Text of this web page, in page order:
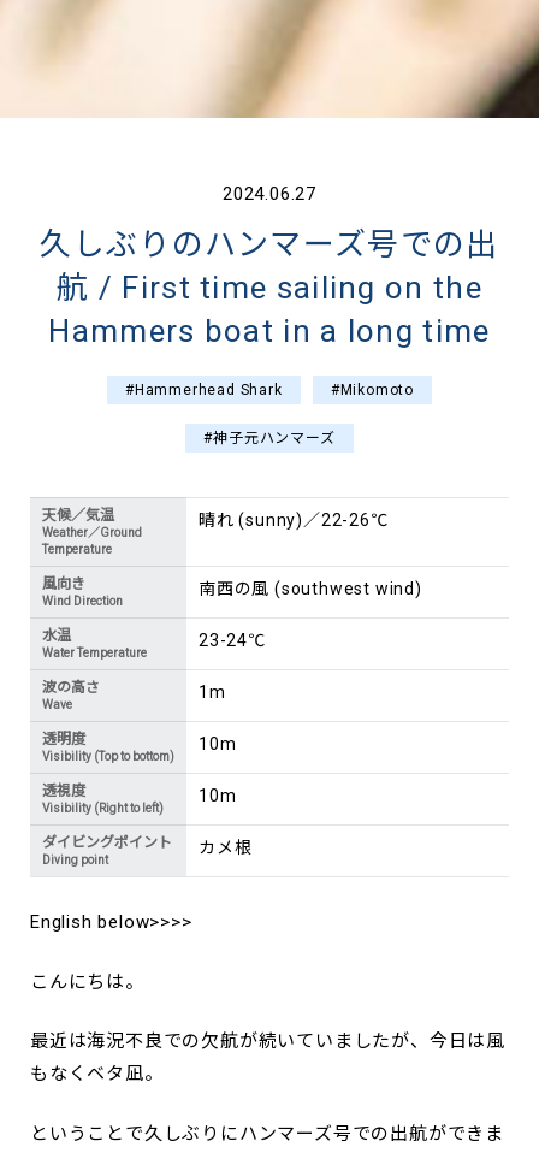
2024.06.27
久しぶりのハンマーズ号での出
航 / First time sailing on the
Hammers boat in a long time
#Hammerhead Shark #Mikomoto
#神子元ハンマーズ
天候／気温
Weather／Ground
Temperature
晴れ (sunny)／22-26℃
風向き
Wind Direction
南西の風 (southwest wind)
水温
Water Temperature
23-24℃
波の高さ
Wave
1m
透明度
Visibility (Top to bottom)
10m
透視度
Visibility (Right to left)
10m
ダイビングポイント
Diving point
カメ根
English below>>>>
こんにちは。
最近は海況不良での欠航が続いていましたが、今日は風
もなくベタ凪。
ということで久しぶりにハンマーズ号での出航ができま